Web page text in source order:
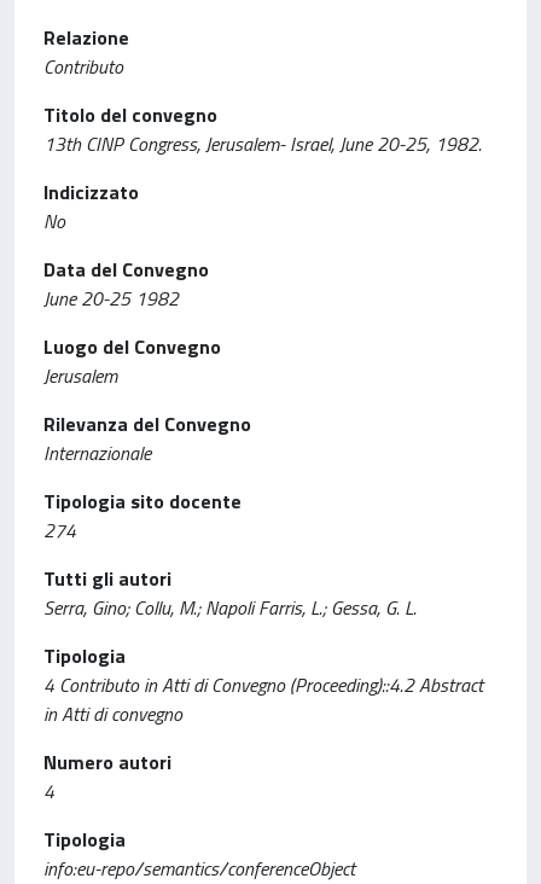
Relazione
Contributo
Titolo del convegno
13th CINP Congress, Jerusalem- Israel, June 20-25, 1982.
Indicizzato
No
Data del Convegno
June 20-25 1982
Luogo del Convegno
Jerusalem
Rilevanza del Convegno
Internazionale
Tipologia sito docente
274
Tutti gli autori
Serra, Gino; Collu, M.; Napoli Farris, L.; Gessa, G. L.
Tipologia
4 Contributo in Atti di Convegno (Proceeding)::4.2 Abstract
in Atti di convegno
Numero autori
4
Tipologia
info:eu-repo/semantics/conferenceObject